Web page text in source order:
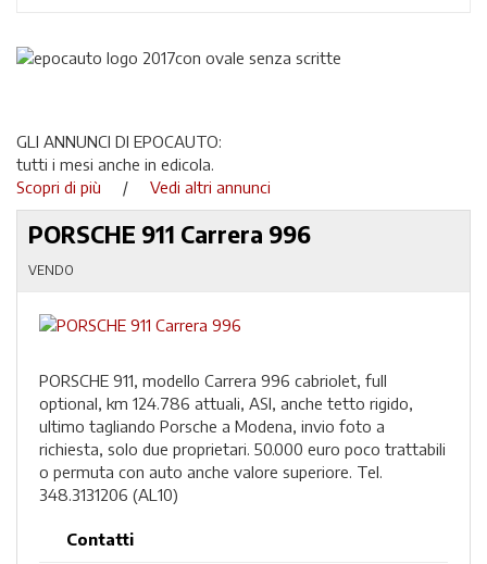
GLI ANNUNCI DI EPOCAUTO:
tutti i mesi anche in edicola.
Scopri di più
/ Vedi altri annunci
PORSCHE 911 Carrera 996
VENDO
PORSCHE 911, modello Carrera 996 cabriolet, full
optional, km 124.786 attuali, ASI, anche tetto rigido,
ultimo tagliando Porsche a Modena, invio foto a
richiesta, solo due proprietari. 50.000 euro poco trattabili
o permuta con auto anche valore superiore. Tel.
348.3131206 (AL10)
Contatti